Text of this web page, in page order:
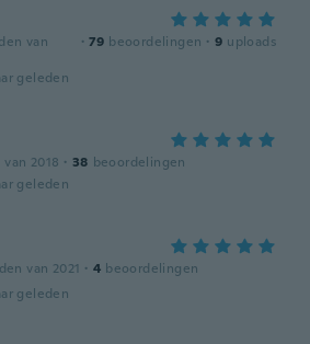
van
· 79 beoordelingen · 9 uploads
geleden
2018 · 38 beoordelingen
geleden
van 2021 · 4 beoordelingen
geleden